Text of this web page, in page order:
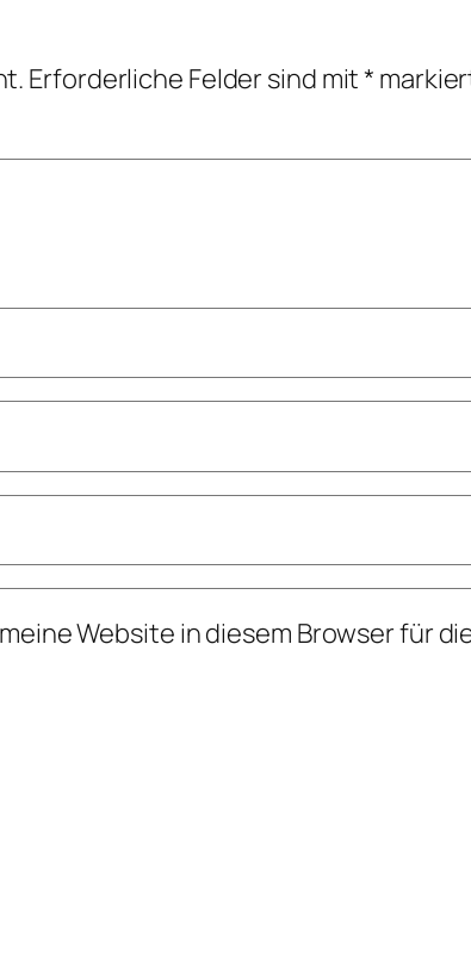
Erforderliche Felder sind mit*
Website in diesem Browser für